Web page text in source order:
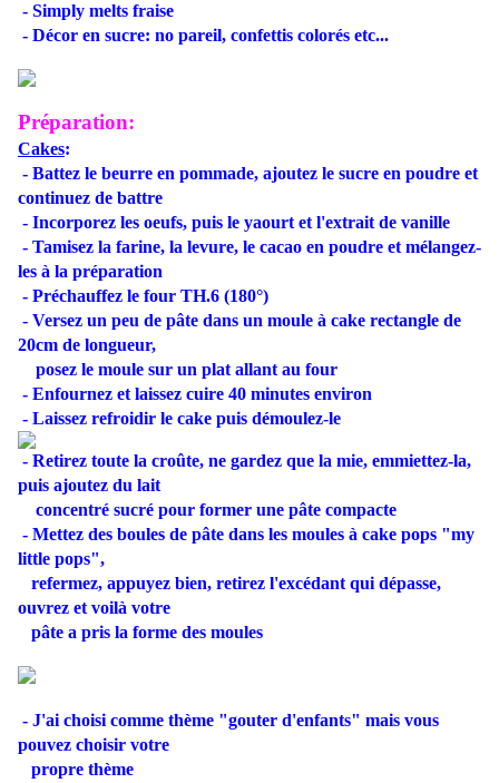
- Simply melts fraise
- Décor en sucre: no pareil, confettis colorés etc...
Préparation:
Cakes:
- Battez le beurre en pommade, ajoutez le sucre en poudre et
continuez de battre
- Incorporez les oeufs, puis le yaourt et l'extrait de vanille
- Tamisez la farine, la levure, le cacao en poudre et mélangez-
les à la préparation
- Préchauffez le four TH.6 (180°)
- Versez un peu de pâte dans un moule à cake rectangle de
20cm de longueur,
posez le moule sur un plat allant au four
- Enfournez et laissez cuire 40 minutes environ
- Laissez refroidir le cake puis démoulez-le
- Retirez toute la croûte, ne gardez que la mie, emmiettez-la,
puis ajoutez du lait
concentré sucré pour former une pâte compacte
- Mettez des boules de pâte dans les moules à cake pops "my
little pops",
refermez, appuyez bien, retirez l'excédant qui dépasse,
ouvrez et voilà votre
pâte a pris la forme des moules
- J'ai choisi comme thème "gouter d'enfants" mais vous
pouvez choisir votre
propre thème